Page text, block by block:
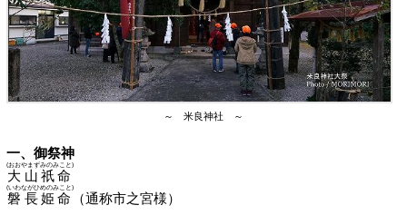
～ 米良神社 ～
一、御祭神
大山祇命
(おおやまずみのみこと)
磐長姫命
(いわながひめのみこと)
（通称市之宮様）